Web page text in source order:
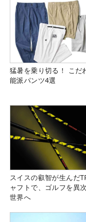
猛暑を乗り切る！ こだ
能派パンツ4選
スイスの叡智が生んだ
ャフトで、ゴルフを異
世界へ